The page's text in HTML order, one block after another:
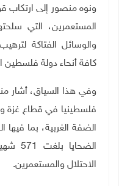
ونوه منصور إلى ارتكاب
المستعمرين، التي
والوسائل الفتاكة
كافة أنحاء دولة فلسطين
الضفة الغربية، بما
الاحتلال والمستعمرين.